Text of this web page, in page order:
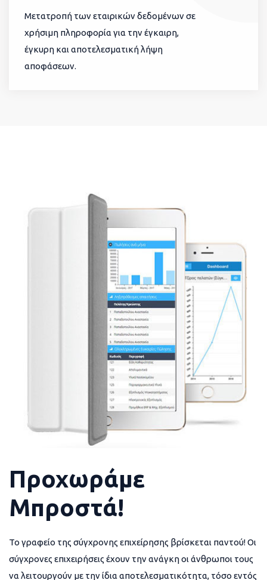
Μετατροπή των εταιρικών δεδομένων σε
χρήσιμη πληροφορία για την έγκαιρη,
έγκυρη και αποτελεσματική λήψη
αποφάσεων.
Προχωράμε
Μπροστά!
Το γραφείο της σύγχρονης επιχείρησης βρίσκεται παντού! Οι
σύγχρονες επιχειρήσεις έχουν την ανάγκη οι άνθρωποι τους
να λειτουργούν με την ίδια αποτελεσματικότητα, τόσο εντός